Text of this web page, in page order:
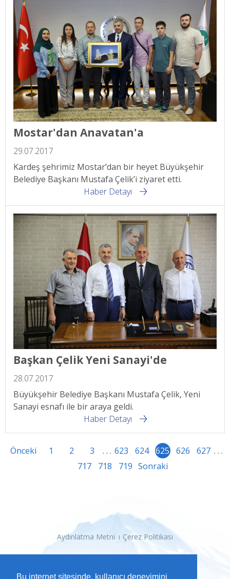
Bu internet sitesinde, kullanıcı deneyimini
Mostar'dan Anavatan'a
29.07.2017
Kardeş şehrimiz Mostar’dan bir heyet Büyükşehir
Belediye Başkanı Mustafa Çelik’i ziyaret etti.
Haber Detayı
Başkan Çelik Yeni Sanayi'de
28.07.2017
Büyükşehir Belediye Başkanı Mustafa Çelik, Yeni
Sanayi esnafı ile bir araya geldi.
Haber Detayı
Önceki 1 2 3 . . . 623 624 625 626 627 . . .
717
718 719 Sonraki
Aydınlatma Metni Çerez Politikası